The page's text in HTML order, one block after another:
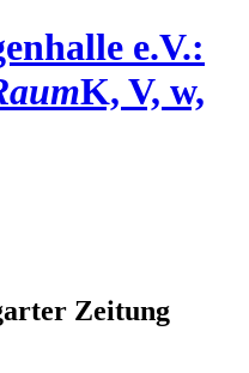
e.V.:
K, V, w,
Zeitung